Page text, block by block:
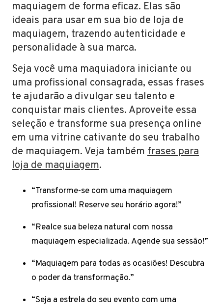
maquiagem de forma eficaz. Elas são
ideais para usar em sua bio de loja de
maquiagem, trazendo autenticidade e
personalidade à sua marca.
Seja você uma maquiadora iniciante ou
uma profissional consagrada, essas frases
te ajudarão a divulgar seu talento e
conquistar mais clientes. Aproveite essa
seleção e transforme sua presença online
em uma vitrine cativante do seu trabalho
de maquiagem. Veja também frases para
loja de maquiagem.
“Transforme-se com uma maquiagem
profissional! Reserve seu horário agora!”
“Realce sua beleza natural com nossa
maquiagem especializada. Agende sua sessão!”
“Maquiagem para todas as ocasiões! Descubra
o poder da transformação.”
“Seja a estrela do seu evento com uma